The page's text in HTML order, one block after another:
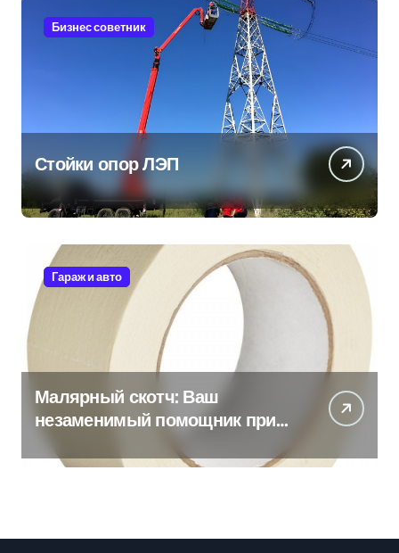
Бизнес советник
Стойки опор ЛЭП
Гараж и авто
Малярный скотч: Ваш
незаменимый помощник при